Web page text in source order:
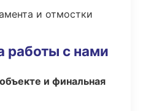
и отмостки
работы с нами
и финальная